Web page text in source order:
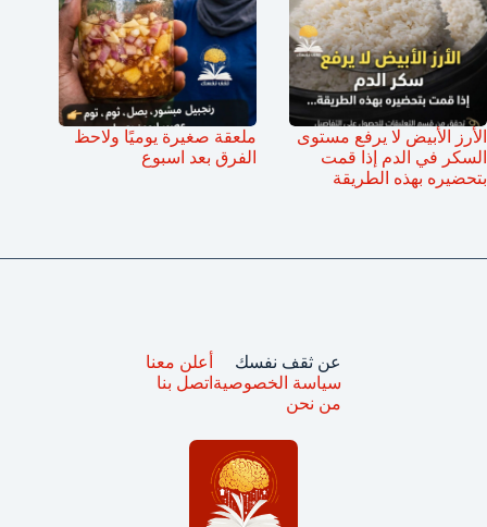
الأرز الأبيض لا يرفع مستوى
السكر في الدم إذا قمت
بتحضيره بهذه الطريقة
ملعقة صغيرة يوميًا ولاحظ
الفرق بعد اسبوع
عن ثقف نفسك
سياسة الخصوصية
من نحن
أعلن معنا
اتصل بنا